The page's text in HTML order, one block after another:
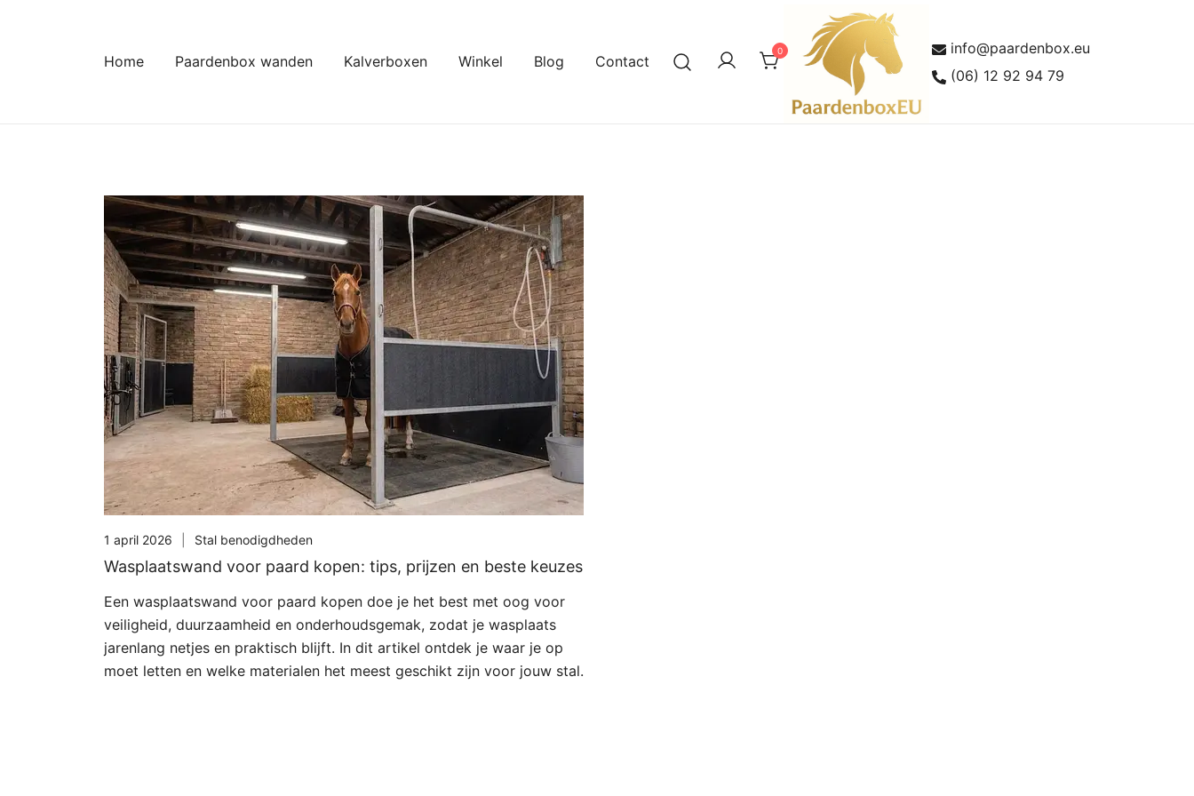
Home Paardenbox wanden Kalverboxen Winkel Blog Contact
0
info@paardenbox.eu
(06) 12 92 94 79
1 april 2026 Stal benodigdheden
Wasplaatswand voor paard kopen: tips, prijzen en beste keuzes
Een wasplaatswand voor paard kopen doe je het best met oog voor
veiligheid, duurzaamheid en onderhoudsgemak, zodat je wasplaats
jarenlang netjes en praktisch blijft. In dit artikel ontdek je waar je op
moet letten en welke materialen het meest geschikt zijn voor jouw stal.